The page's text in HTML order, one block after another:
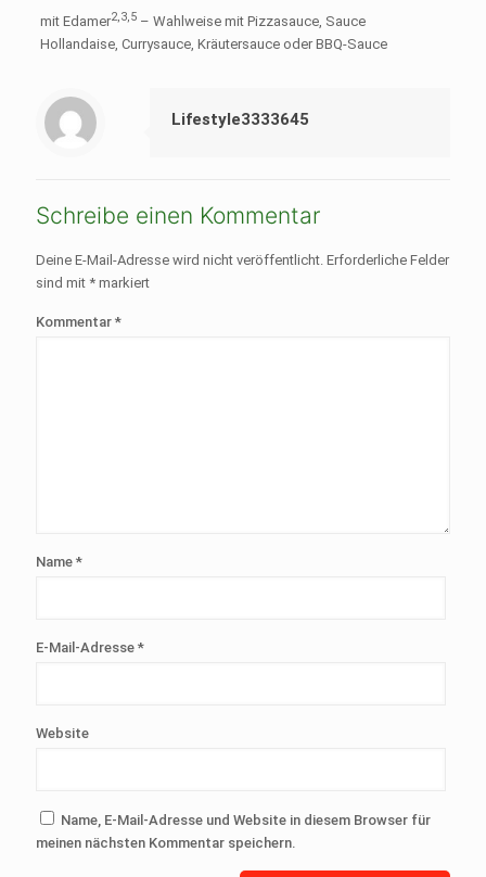
mit Edamer2,3,5– Wahlweise mit Pizzasauce, Sauce
Hollandaise, Currysauce, Kräutersauce oder BBQ-Sauce
Lifestyle3333645
Schreibe einen Kommentar
Deine E-Mail-Adresse wird nicht veröffentlicht. Erforderliche Felder
sind mit * markiert
Kommentar *
Name *
E-Mail-Adresse *
Website
Name, E-Mail-Adresse und Website in diesem Browser für
meinen nächsten Kommentar speichern.